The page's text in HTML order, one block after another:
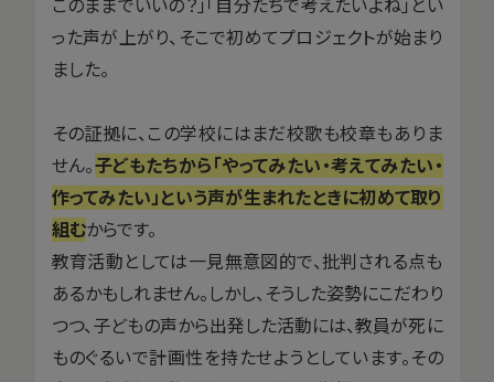
った声が上がり、そこで初めてプロジェクトが始まり
ました。
その証拠に、この学校にはまだ校歌も校章もありま
せん。子どもたちから「やってみたい・考えてみたい・
作ってみたい」という声が生まれたときに初めて取り
組むからです。
教育活動としては一見無意図的で、批判される点も
あるかもしれません。しかし、そうした姿勢にこだわり
つつ、子どもの声から出発した活動には、教員が死に
ものぐるいで計画性を持たせようとしています。その